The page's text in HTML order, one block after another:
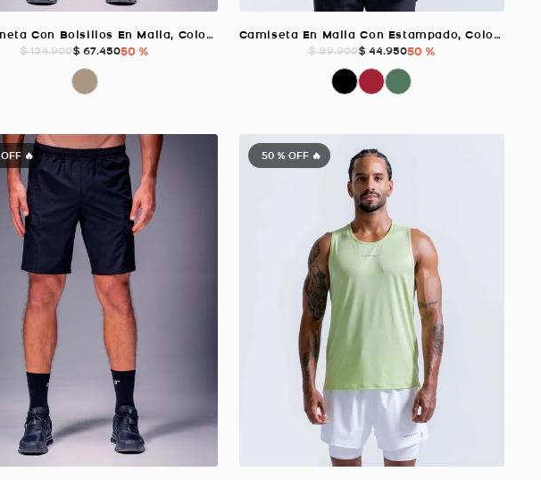
Pantaloneta Con Bolsillos En Malla, Color ARENA Para Hombre
$ 134.900$ 67.45050 %
Camiseta En Malla Con Estampado, Color Verde Oscuro Para Hombre
$ 89.900$ 44.95050 %
OFF 🔥 50 % OFF 🔥